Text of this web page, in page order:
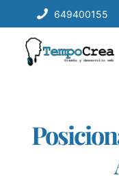
649400155